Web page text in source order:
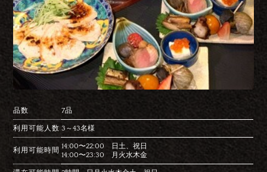
品数 7品
利用可能人数 3～43名様
利用可能時間
14:00〜22:00 日土、祝日
14:00〜23:30 月火水木金